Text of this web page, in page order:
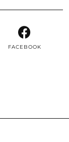
FACEBOOK